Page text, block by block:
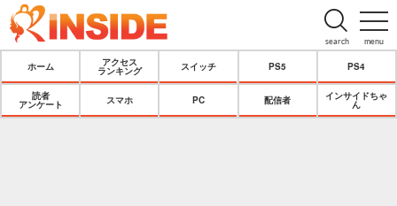
menu
search
ホーム
アクセス
ランキング
スイッチ PS5 PS4
読者
アンケート
スマホ PC 配信者
インサイドちゃ
ん